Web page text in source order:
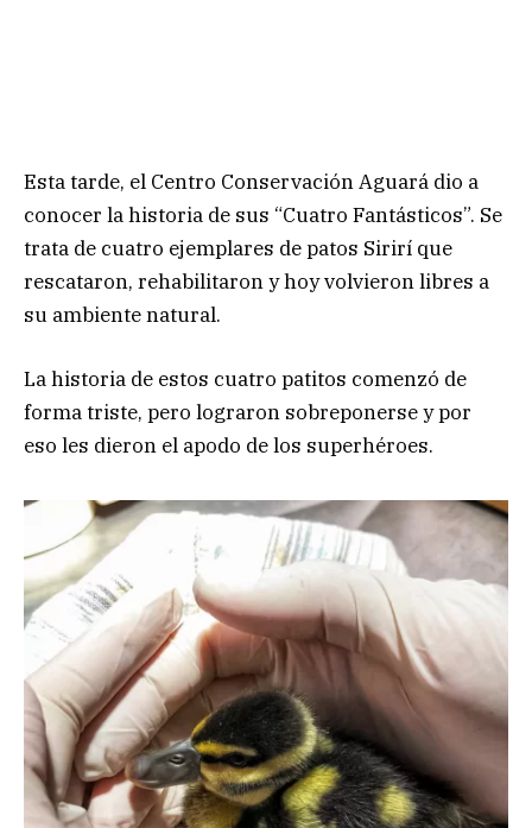
Esta tarde, el Centro Conservación Aguará dio a
conocer la historia de sus “Cuatro Fantásticos”. Se
trata de cuatro ejemplares de patos Sirirí que
rescataron, rehabilitaron y hoy volvieron libres a
su ambiente natural.
La historia de estos cuatro patitos comenzó de
forma triste, pero lograron sobreponerse y por
eso les dieron el apodo de los superhéroes.